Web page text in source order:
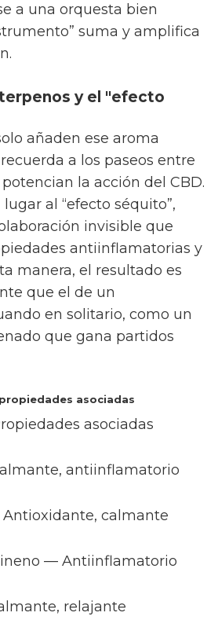
a una orquesta bien
suma y amplifica
y el "efecto
añaden ese aroma
a los paseos entre
la acción del CBD.
al “efecto séquito”,
invisible que
antiinflamatorias y
manera, el resultado es
que el de un
en solitario, como un
que gana partidos
asociadas
asociadas
antiinflamatorio
calmante
— Antiinflamatorio
relajante